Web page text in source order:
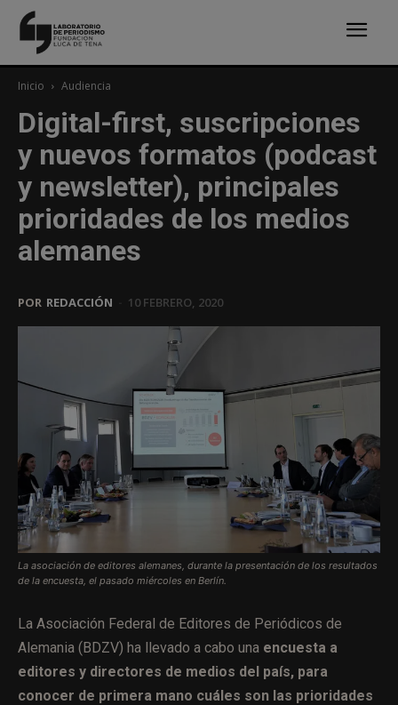
Inicio Audiencia
Digital-first, suscripciones
y nuevos formatos (podcast
y newsletter), principales
prioridades de los medios
alemanes
POR REDACCIÓN 10 FEBRERO, 2020
La asociación de editores alemanes, durante la presentación de los resultados
de la encuesta, el pasado miércoles en Berlín.
La Asociación Federal de Editores de Periódicos de
Alemania (BDZV) ha llevado a cabo una encuesta a
editores y directores de medios del país, para
conocer de primera mano cuáles son las prioridades